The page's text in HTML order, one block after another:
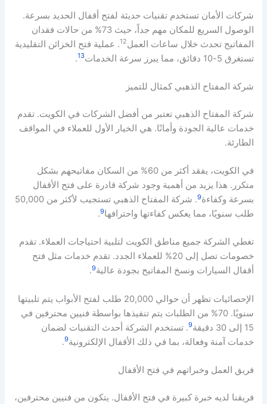
شركات الأمان تستخدم تقنيات حديثة لفتح أقفال الحديد بسرعة.
الوصول السريع للمكان مهم جداً، حيث 73% من حالات فقدان
المفاتيح تحدث خلال ساعات العمل12. عملية فتح الخزائن التقليدية
تستغرق 5-10 دقائق، مما يبرز سرعة الخدمات
13
.
شركة المفتاح الذهبي كمثال للتميز
شركة المفتاح الذهبي تعتبر من أفضل الشركات في الكويت. تقدم
خدمات عالية الجودة وأمانًا. هي الخيار الأول للعملاء في المواقف
الطارئة.
في الكويت، يفقد أكثر من 60% من السكان مفاتيحهم بشكل
متكرر. هذا يزيد من أهمية وجود شركة قادرة على فتح الأقفال
بسرعة وكفاءة9
. شركة المفتاح الذهبي تستجيب لأكثر من 50,000
طلب سنويًا، مما يعكس كفاءتها واحترافها9
.
تغطي الشركة جميع مناطق الكويت لتلبية احتياجات العملاء. تقدم
خصومات تصل إلى 20% للعملاء الجدد. تقدم خدمات مثل فتح
أقفال السيارات ونسخ المفاتيح بجودة عالية9
.
الإحصائيات تظهر أن حوالي 20,000 طلب لفتح الأبواب يتم تلبيتها
سنويًا. 70% من الطلبات يتم تنفيذها بواسطة فنيين محترفين في
15 إلى 30 دقيقة
9. تستخدم الشركة أحدث التقنيات لضمان
خدمات آمنة وفعالة، بما في ذلك الأقفال الإلكترونية9
.
فريق العمل وخبراتهم في فتح الأقفال
فريقنا لديه خبرة كبيرة في فتح الأقفال. يتكون من فنيين محترفين،